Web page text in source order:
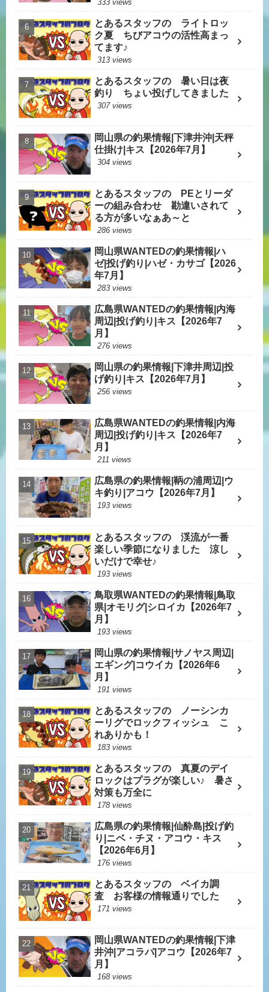
333 views
とあるスタッフの ライトロッ
ク夏 ちびアコウの活性高まっ
てます♪
313 views
とあるスタッフの 暑い日は夜
釣り ちょい投げしてきました
307 views
岡山県の釣果情報|下津井沖|天秤
仕掛け|キス【2026年7月】
304 views
とあるスタッフの PEとリーダ
ーの組み合わせ 勘違いされて
る方が多いなぁあ～と
286 views
岡山県WANTEDの釣果情報|ハ
ゼ|投げ釣り|ハゼ・カサゴ【2026
年7月】
283 views
広島県WANTEDの釣果情報|内海
周辺|投げ釣り|キス【2026年7
月】
276 views
岡山県の釣果情報|下津井周辺|投
げ釣り|キス【2026年7月】
256 views
広島県WANTEDの釣果情報|内海
周辺|投げ釣り|キス【2026年7
月】
211 views
広島県の釣果情報|鞆の浦周辺|ウ
キ釣り|アコウ【2026年7月】
193 views
とあるスタッフの 渓流が一番
楽しい季節になりました 涼し
いだけで幸せ♪
193 views
鳥取県WANTEDの釣果情報|鳥取
県|オモリグ|シロイカ【2026年7
月】
193 views
岡山県の釣果情報|サノヤス周辺|
エギング|コウイカ【2026年6
月】
191 views
とあるスタッフの ノーシンカ
ーリグでロックフィッシュ こ
れありかも！
183 views
とあるスタッフの 真夏のデイ
ロックはプラグが楽しい♪ 暑さ
対策も万全に
178 views
広島県の釣果情報|仙酔島|投げ釣
り|ニベ・チヌ・アコウ・キス
【2026年6月】
176 views
とあるスタッフの ベイカ調
査 お客様の情報通りでした
171 views
岡山県WANTEDの釣果情報|下津
井沖|アコラバ|アコウ【2026年7
月】
168 views